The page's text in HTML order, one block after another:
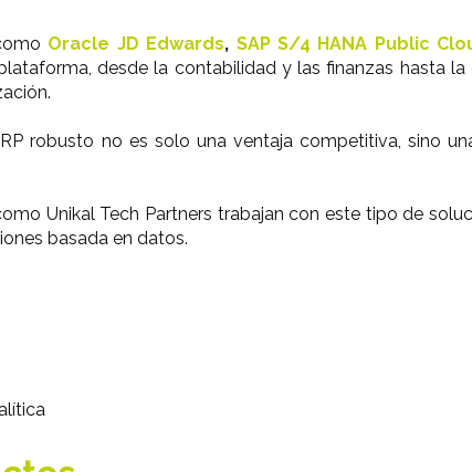
Oracle JD Edwards, SAP S/4 HANA Public
desde la contabilidad y las finanzas hasta
robusto no es solo una ventaja competitiva, sino
Unikal Tech Partners trabajan con este tipo de
basada en datos.